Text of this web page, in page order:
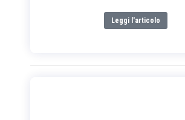
Leggi l'articolo